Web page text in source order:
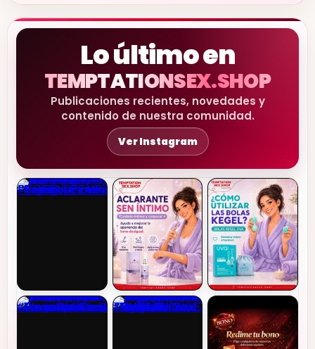
Lo último en
TEMPTATIONSEX.SHOP
Publicaciones recientes, novedades y
contenido de nuestra comunidad.
Ver Instagram